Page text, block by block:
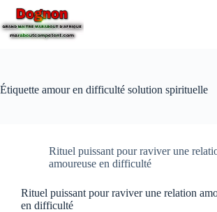
Étiquette amour en difficulté solution spirituelle
Rituel puissant pour raviver une
amoureuse en difficulté
Rituel puissant pour raviver une relation
en difficulté